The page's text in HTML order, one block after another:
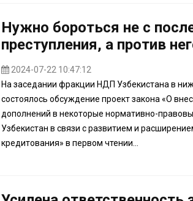
Нужно бороться не с
преступления, а против
2024-07-22 10:47:12
На заседании фракции НДП Узбекистана в
состоялось обсуждение проект закона «О
дополнений в некоторые нормативно-
Узбекистан в связи с развитием и
кредитования» в первом чтении...